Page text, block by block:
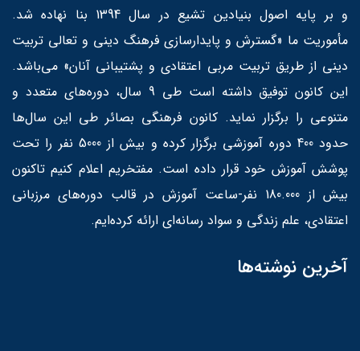
و بر پایه اصول بنیادین تشیع در سال 1394 بنا نهاده شد.
مأموریت ما «گسترش و پایدارسازی فرهنگ دینی و تعالی تربیت
دینی از طریق تربیت مربی اعتقادی و پشتیبانی آنان» می‌باشد.
این کانون توفیق داشته است طی 9 سال، دوره‌های متعدد و
متنوعی را برگزار نماید. کانون فرهنگی بصائر طی این سال‌ها
حدود 400 دوره آموزشی برگزار کرده و بیش از 5000 نفر را تحت
پوشش آموزش خود قرار داده است. مفتخریم اعلام کنیم تاکنون
بیش از 180.000 نفر-ساعت آموزش در قالب دوره‌های مرزبانی
اعتقادی، علم زندگی و سواد رسانه‌ای ارائه کرده‌ایم.
آخرین نوشته‌ها